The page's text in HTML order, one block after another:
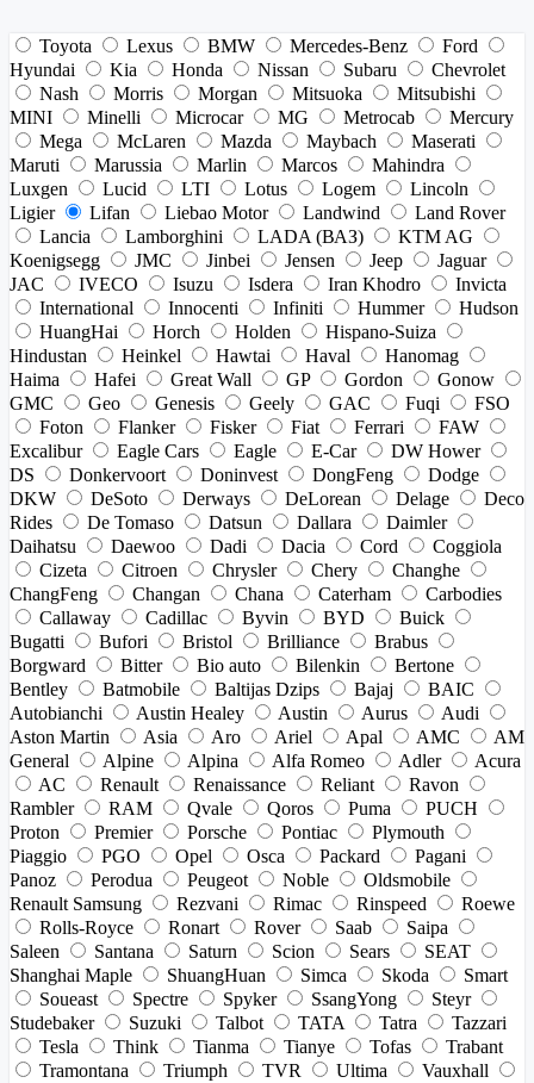
Toyota Lexus BMW Mercedes-Benz
Ford
Hyundai
Kia Honda Nissan Subaru
Chevrolet
Nash
Morris Morgan Mitsuoka
Mitsubishi
MINI
Minelli Microcar MG Metrocab
Mercury
Mega
McLaren Mazda Maybach
Maserati
Maruti
Marussia Marlin Marcos
Mahindra
Luxgen
Lucid LTI Lotus Logem
Lincoln
Ligier
Lifan Liebao Motor Landwind
Land Rover
Lancia
Lamborghini LADA (ВАЗ)
KTM AG
Koenigsegg
JMC Jinbei Jensen Jeep
Jaguar
JAC
IVECO Isuzu Isdera Iran Khodro
Invicta
International
Innocenti Infiniti Hummer
Hudson
HuangHai
Horch Holden
Hispano-Suiza
Hindustan
Heinkel Hawtai Haval
Hanomag
Haima
Hafei Great Wall GP Gordon
Gonow
GMC
Geo Genesis Geely GAC Fuqi
FSO
Foton
Flanker Fisker Fiat Ferrari
FAW
Excalibur
Eagle Cars Eagle E-Car
DW Hower
DS
Donkervoort Doninvest DongFeng
Dodge
DKW
DeSoto Derways DeLorean Delage
Deco
Rides
De Tomaso Datsun Dallara
Daimler
Daihatsu
Daewoo Dadi Dacia Cord
Coggiola
Cizeta
Citroen Chrysler Chery
Changhe
ChangFeng
Changan Chana Caterham
Carbodies
Callaway
Cadillac Byvin BYD
Buick
Bugatti
Bufori Bristol Brilliance
Brabus
Borgward
Bitter Bio auto Bilenkin
Bertone
Bentley
Batmobile Baltijas Dzips Bajaj
BAIC
Autobianchi
Austin Healey Austin Aurus
Audi
Aston Martin
Asia Aro Ariel Apal AMC
AM
General
Alpine Alpina Alfa Romeo Adler
Acura
AC
Renault Renaissance Reliant
Ravon
Rambler
RAM Qvale Qoros Puma
PUCH
Proton
Premier Porsche Pontiac
Plymouth
Piaggio
PGO Opel Osca Packard
Pagani
Panoz
Perodua Peugeot Noble
Oldsmobile
Renault Samsung
Rezvani Rimac Rinspeed
Roewe
Rolls-Royce
Ronart Rover Saab
Saipa
Saleen
Santana Saturn Scion Sears
SEAT
Shanghai Maple
ShuangHuan Simca Skoda
Smart
Soueast
Spectre Spyker SsangYong
Steyr
Studebaker
Suzuki Talbot TATA Tatra
Tazzari
Tesla
Think Tianma Tianye Tofas
Trabant
Tramontana
Triumph TVR Ultima
Vauxhall